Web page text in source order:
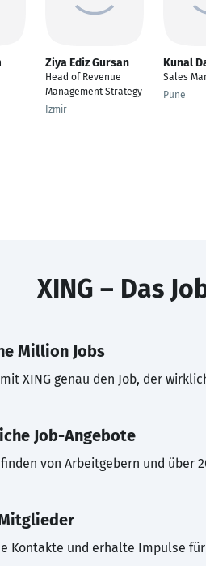
Ziya Ediz Gursan
Head of Revenue
Management Strategy
Izmir
Kunal
Sales
Pune
XING – Das
Million Jobs
XING genau den Job, der
Job-Angebote
von Arbeitgebern und über
Kontakte und erhalte Impulse